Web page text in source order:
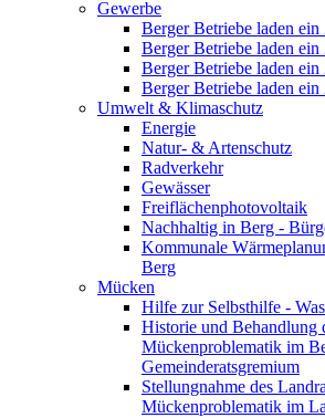
Gewerbe
Berger Betriebe laden ein
Berger Betriebe laden ein
Berger Betriebe laden ein
Berger Betriebe laden ein
Umwelt & Klimaschutz
Energie
Natur- & Artenschutz
Radverkehr
Gewässer
Freiflächenphotovoltaik
Nachhaltig in Berg -
Kommunale
Berg
Mücken
Hilfe zur Selbsthilfe -
Historie und Behandlung
Mückenproblematik im
Gemeinderatsgremium
Stellungnahme des
Mückenproblematik im